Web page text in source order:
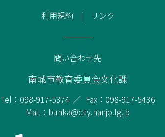
利用規約 リンク
問い合わせ先
南城市教育委員会文化課
Tel：098-917-5374
Fax：098-917-5436
Mail：bunka@city.nanjo.lg.jp